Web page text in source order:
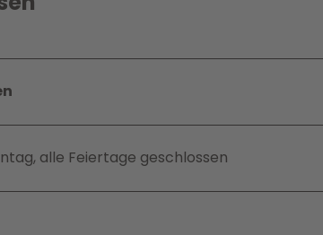
alle Feiertage geschlossen